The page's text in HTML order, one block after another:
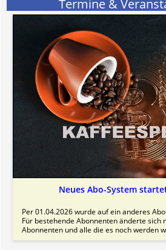
Termine &
Neues Abo-System
Per 01.04.2026 wurde auf ein anderes
Für bestehende Abonnenten änderte sich
Abonnenten und alle die es noch werden